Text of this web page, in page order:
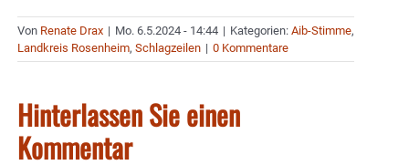
Von Renate Drax | Mo. 6.5.2024 - 14:44 | Kategorien: Aib-Stimme,
Landkreis Rosenheim, Schlagzeilen | 0 Kommentare
Hinterlassen Sie einen
Kommentar